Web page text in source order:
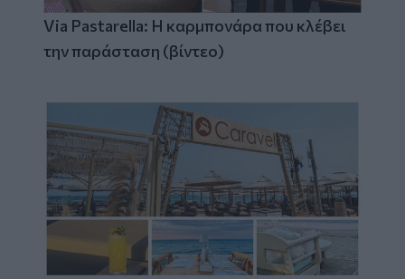
Via Pastarella: Η καρμπονάρα που κλέβει
την παράσταση (βίντεο)